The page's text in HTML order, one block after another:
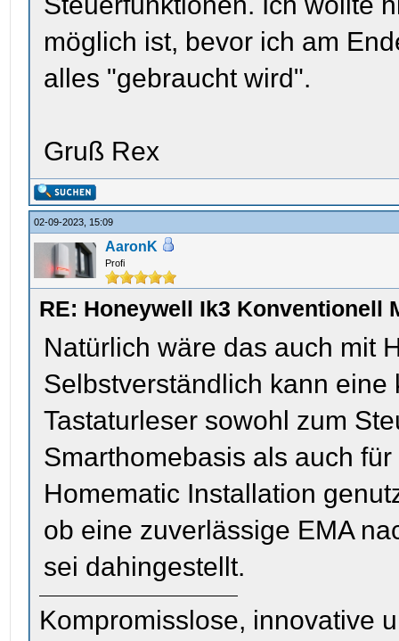
möglich ist, bevor ich am
alles "gebraucht wird".
Gruß Rex
02-09-2023, 15:09
AaronK
Profi
RE: Honeywell Ik3 Konventionell
Natürlich wäre das auch mit
Selbstverständlich kann
Tastaturleser sowohl zum
Smarthomebasis als auch
Homematic Installation
ob eine zuverlässige EMA
sei dahingestellt.
Kompromisslose, innovative